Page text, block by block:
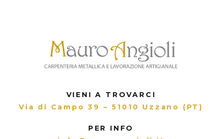
VIENI A TROVARCI
Via di Campo 39 – 51010 Uzzano (PT)
PER INFO